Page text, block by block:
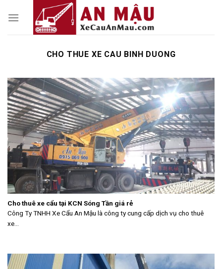
CHO THUE XE CAU BINH DUONG
Cho thuê xe cẩu tại KCN Sóng Tần giá rẻ
Công Ty TNHH Xe Cẩu An Mậu là công ty cung cấp dịch vụ cho thuê
xe...